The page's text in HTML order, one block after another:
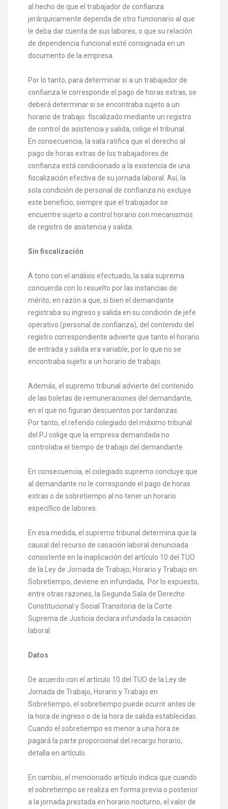
al hecho de que el trabajador de confianza
jerárquicamente dependa de otro funcionario al que
le deba dar cuenta de sus labores, o que su relación
de dependencia funcional esté consignada en un
documento de la empresa.
Por lo tanto, para determinar si a un trabajador de
confianza le corresponde el pago de horas extras, se
deberá determinar si se encontraba sujeto a un
horario de trabajo fiscalizado mediante un registro
de control de asistencia y salida, colige el tribunal.
En consecuencia, la sala ratifica que el derecho al
pago de horas extras de los trabajadores de
confianza está condicionado a la existencia de una
fiscalización efectiva de su jornada laboral. Así, la
sola condición de personal de confianza no excluye
este beneficio, siempre que el trabajador se
encuentre sujeto a control horario con mecanismos
de registro de asistencia y salida.
Sin fiscalización
A tono con el análisis efectuado, la sala suprema
concuerda con lo resuelto por las instancias de
mérito, en razón a que, si bien el demandante
registraba su ingreso y salida en su condición de jefe
operativo (personal de confianza), del contenido del
registro correspondiente advierte que tanto el horario
de entrada y salida era variable, por lo que no se
encontraba sujeto a un horario de trabajo.
Además, el supremo tribunal advierte del contenido
de las boletas de remuneraciones del demandante,
en el que no figuran descuentos por tardanzas.
Por tanto, el referido colegiado del máximo tribunal
del PJ colige que la empresa demandada no
controlaba el tiempo de trabajo del demandante.
En consecuencia, el colegiado supremo concluye que
al demandante no le corresponde el pago de horas
extras o de sobretiempo al no tener un horario
específico de labores.
En esa medida, el supremo tribunal determina que la
causal del recurso de casación laboral denunciada
consistente en la inaplicación del artículo 10 del TUO
de la Ley de Jornada de Trabajo, Horario y Trabajo en
Sobretiempo, deviene en infundada, Por lo expuesto,
entre otras razones, la Segunda Sala de Derecho
Constitucional y Social Transitoria de la Corte
Suprema de Justicia declara infundada la casación
laboral.
Datos
De acuerdo con el artículo 10 del TUO de la Ley de
Jornada de Trabajo, Horario y Trabajo en
Sobretiempo, el sobretiempo puede ocurrir antes de
la hora de ingreso o de la hora de salida establecidas.
Cuando el sobretiempo es menor a una hora se
pagará la parte proporcional del recargo horario,
detalla en artículo.
En cambio, el mencionado artículo indica que cuando
el sobretiempo se realiza en forma previa o posterior
a la jornada prestada en horario nocturno, el valor de